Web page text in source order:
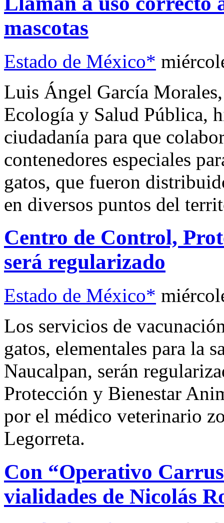
mascotas
Estado de México*
Luis Ángel García
Ecología y Salud Pública,
ciudadanía para que
contenedores especiales
gatos, que fueron
en diversos puntos del
Centro de Control,
será regularizado
Estado de México*
Los servicios de
gatos, elementales para la
Naucalpan, serán
Protección y Bienestar
por el médico veterinario
Legorreta.
Con “Operativo
vialidades de Nicolás